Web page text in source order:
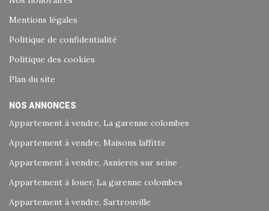
Mentions légales
Politique de confidentialité
Politique des cookies
Plan du site
NOS ANNONCES
Appartement à vendre, La garenne colombes
Appartement à vendre, Maisons laffitte
Appartement à vendre, Asnieres sur seine
Appartement à louer, La garenne colombes
Appartement à vendre, Sartrouville